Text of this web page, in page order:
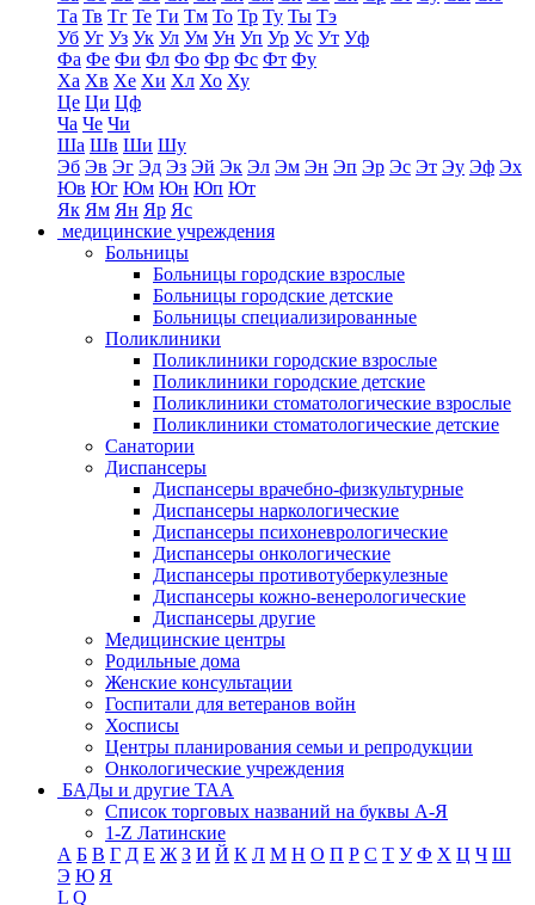
Та Тв Тг Те Ти Тм То Тр Ту Ты Тэ
Уб Уг Уз Ук Ул Ум Ун Уп Ур Ус Ут Уф
Фа Фе Фи Фл Фо Фр Фс Фт Фу
Ха Хв Хе Хи Хл Хо Ху
Це Ци Цф
Ча Че Чи
Ша Шв Ши Шу
Эб Эв Эг Эд Эз Эй Эк Эл Эм Эн Эп Эр Эс Эт Эу Эф Эх
Юв Юг Юм Юн Юп Ют
Як Ям Ян Яр Яс
медицинские учреждения
Больницы
Больницы городские взрослые
Больницы городские детские
Больницы специализированные
Поликлиники
Поликлиники городские взрослые
Поликлиники городские детские
Поликлиники стоматологические взрослые
Поликлиники стоматологические детские
Санатории
Диспансеры
Диспансеры врачебно-физкультурные
Диспансеры наркологические
Диспансеры психоневрологические
Диспансеры онкологические
Диспансеры противотуберкулезные
Диспансеры кожно-венерологические
Диспансеры другие
Медицинские центры
Родильные дома
Женские консультации
Госпитали для ветеранов войн
Хосписы
Центры планирования семьи и репродукции
Онкологические учреждения
БАДы и другие ТАА
Список торговых названий на буквы А-Я
1-Z Латинские
А Б В Г Д Е Ж З И Й К Л М Н О П Р С Т У Ф Х Ц Ч Ш
Э Ю Я
L Q